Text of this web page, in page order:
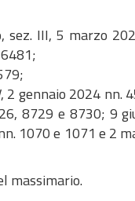
III, 5 marzo
gennaio 2024 nn.
8729 e 8730; 9
1070 e 1071 e 2
massimario.